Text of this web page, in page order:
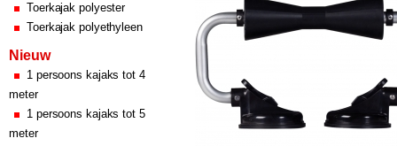
Toerkajak polyester
Toerkajak polyethyleen
Nieuw
1 persoons kajaks tot 4
meter
1 persoons kajaks tot 5
meter